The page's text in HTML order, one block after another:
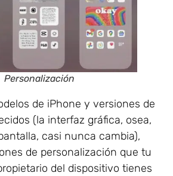
Personalización
de iPhone y versiones de
(la interfaz gráfica, osea,
casi nunca cambia),
de personalización que tu
del dispositivo tienes